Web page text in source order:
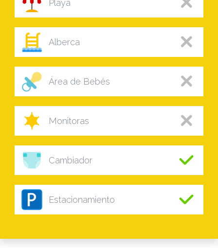
Playa
Alberca
Área de Bebés
Monitoras
Cambiador
Estacionamiento